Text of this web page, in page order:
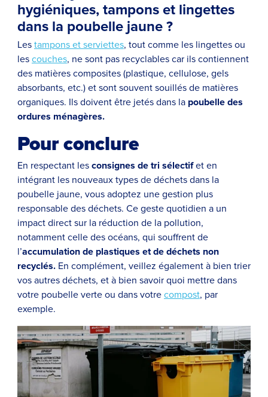
hygiéniques, tampons et lingettes
dans la poubelle jaune ?
Les tampons et serviettes, tout comme les lingettes ou
les couches, ne sont pas recyclables car ils contiennent
des matières composites (plastique, cellulose, gels
absorbants, etc.) et sont souvent souillés de matières
organiques. Ils doivent être jetés dans la poubelle des
ordures ménagères.
Pour conclure
En respectant les consignes de tri sélectifet en
intégrant les nouveaux types de déchets dans la
poubelle jaune, vous adoptez une gestion plus
responsable des déchets. Ce geste quotidien a un
impact direct sur la réduction de la pollution,
notamment celle des océans, qui souffrent de
l’accumulation de plastiques et de déchets non
recyclés. En complément, veillez également à bien trier
vos autres déchets, et à bien savoir quoi mettre dans
votre poubelle verte ou dans votre compost, par
exemple.